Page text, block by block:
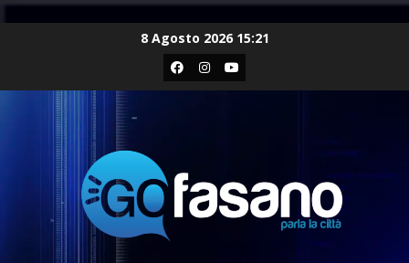
8 Agosto 2026 15:21
Facebook
Instagram
Youtube